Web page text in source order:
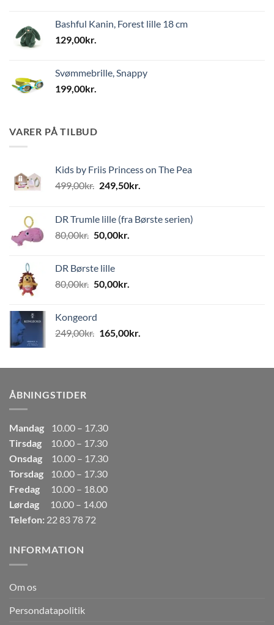
Bashful Kanin, Forest lille 18 cm
129,00kr.
Svømmebrille, Snappy
199,00kr.
VARER PÅ TILBUD
Kids by Friis Princess on The Pea
499,00kr. Den
var:
499,00kr..
249,50kr.
er:
DR Trumle lille (fra Børste serien)
80,00kr. Den
var:
80,00kr..
50,00kr.
50,00kr..
DR Børste lille
80,00kr. Den
var:
80,00kr..
50,00kr.
50,00kr..
Kongeord
249,00kr. Den
var:
165,00kr.
er:
ÅBNINGSTIDER
Mandag
10.00 – 17.30
Tirsdag
10.00 – 17.30
Onsdag
10.00 – 17.30
Torsdag
10.00 – 17.30
Fredag
10.00 – 18.00
Lørdag
10.00 – 14.00
Telefon: 22 83 78 72
INFORMATION
Om os
Persondatapolitik